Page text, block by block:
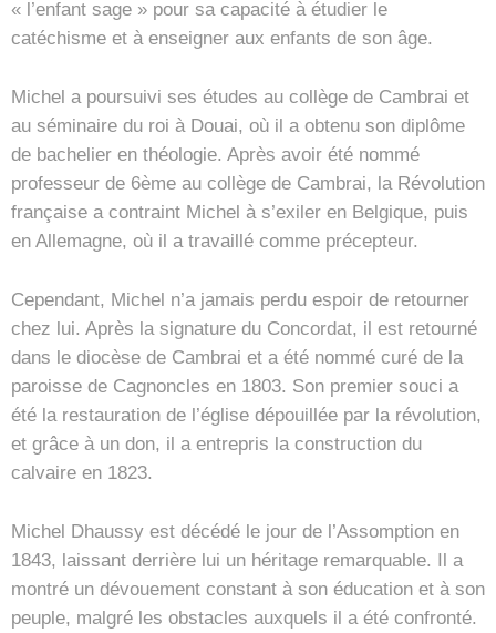
« l’enfant sage » pour sa capacité à étudier le
catéchisme et à enseigner aux enfants de son âge.
Michel a poursuivi ses études au collège de Cambrai et
au séminaire du roi à Douai, où il a obtenu son diplôme
de bachelier en théologie. Après avoir été nommé
professeur de 6ème au collège de Cambrai, la Révolution
française a contraint Michel à s’exiler en Belgique, puis
en Allemagne, où il a travaillé comme précepteur.
Cependant, Michel n’a jamais perdu espoir de retourner
chez lui. Après la signature du Concordat, il est retourné
dans le diocèse de Cambrai et a été nommé curé de la
paroisse de Cagnoncles en 1803. Son premier souci a
été la restauration de l’église dépouillée par la révolution,
et grâce à un don, il a entrepris la construction du
calvaire en 1823.
Michel Dhaussy est décédé le jour de l’Assomption en
1843, laissant derrière lui un héritage remarquable. Il a
montré un dévouement constant à son éducation et à son
peuple, malgré les obstacles auxquels il a été confronté.